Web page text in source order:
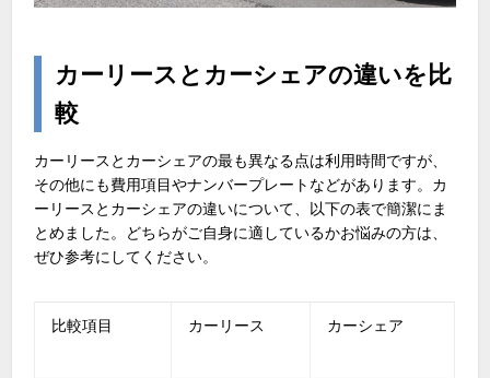
カーリースとカーシェアの違いを比
較
カーリースとカーシェアの最も異なる点は利用時間ですが、
その他にも費用項目やナンバープレートなどがあります。カ
ーリースとカーシェアの違いについて、以下の表で簡潔にま
とめました。どちらがご自身に適しているかお悩みの方は、
ぜひ参考にしてください。
比較項目 カーリース カーシェア